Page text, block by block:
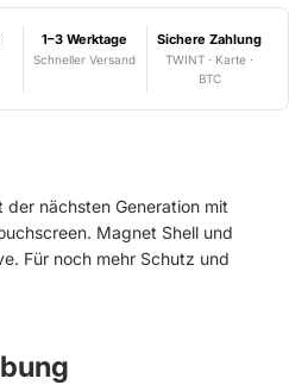
1–3 Werktage
Schneller Versand
Sichere Zahlung
TWINT · Karte ·
BTC
nächsten Generation mit
Magnet Shell und
Für noch mehr Schutz und